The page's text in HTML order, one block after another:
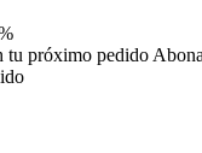
tu próximo pedido